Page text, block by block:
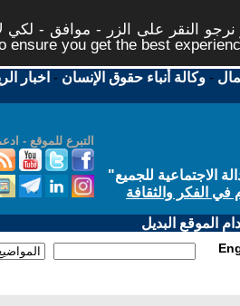
النقر على الزر - موافق - لكي
ensure you get the best
-وكالة أنباء حقوق الإنسان - اخبار
التبرع للموقع -
الاجتماعية للجميع"
في الفكر والثقافة
الموقع البديل